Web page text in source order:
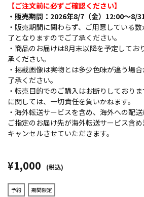
【ご注文前に必ずご確認ください】
・販売期間：2026年8/7（金）12:00～8/
・販売期間に関わらず、ご用意している
了となりますのでご了承ください。
・商品のお届けは8月末以降を予定してお
承ください。
・掲載画像は実物とは多少色味が違う場
了承ください。
・転売目的でのご購入はお断りしており
に関しては、一切責任を負いかねます。
・海外転送サービスを含め、海外への配送
ご指定のお届け先が海外転送サービス含
キャンセルさせていただきます。
¥1,000 (税込)
予約 期間限定